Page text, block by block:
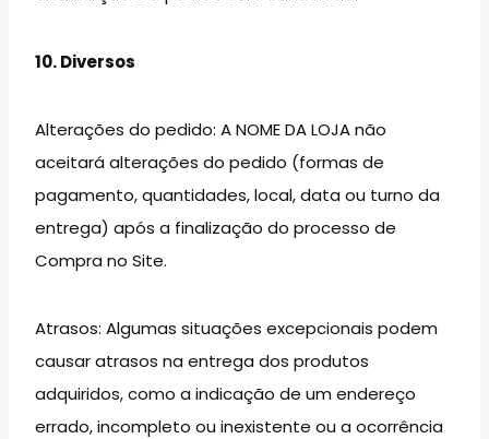
10. Diversos
Alterações do pedido: A NOME DA LOJA não
aceitará alterações do pedido (formas de
pagamento, quantidades, local, data ou turno da
entrega) após a finalização do processo de
Compra no Site.
Atrasos: Algumas situações excepcionais podem
causar atrasos na entrega dos produtos
adquiridos, como a indicação de um endereço
errado, incompleto ou inexistente ou a ocorrência